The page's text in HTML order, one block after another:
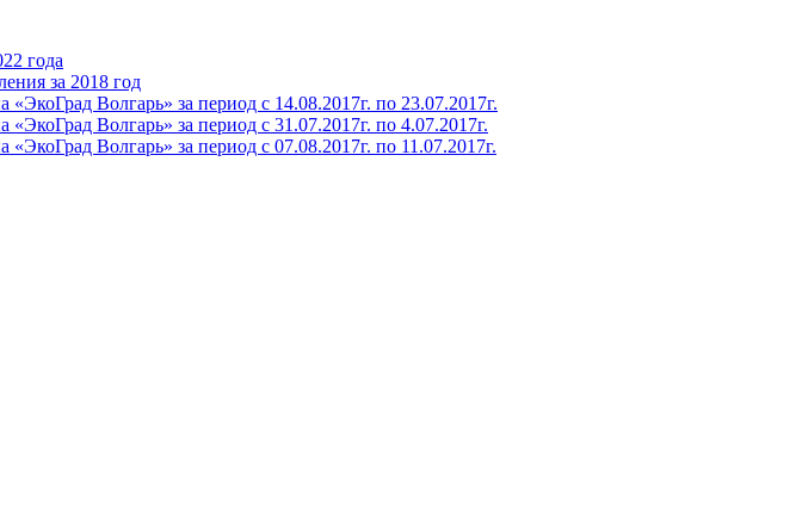
года
за 2018 год
Волгарь» за период с 14.08.2017г. по 23.07.2017г.
Волгарь» за период с 31.07.2017г. по 4.07.2017г.
Волгарь» за период с 07.08.2017г. по 11.07.2017г.